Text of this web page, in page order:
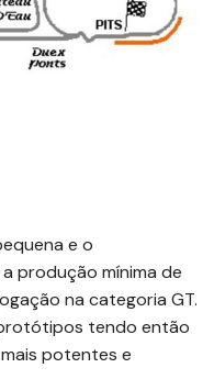
e o
produção mínima de
na categoria GT.
tendo então
potentes e